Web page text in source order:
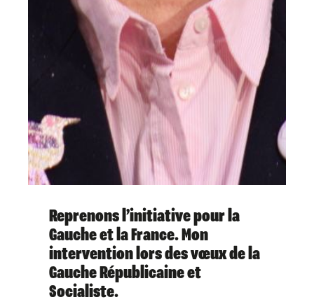
Reprenons l’initiative pour la
Gauche et la France. Mon
intervention lors des vœux de la
Gauche Républicaine et
Socialiste.